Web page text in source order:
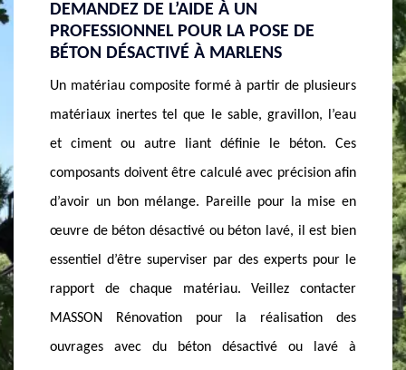
afin
en
le
des
à
LE DEVIS BÉTON DÉSACTIVÉ DE NOTRE
SOCIÉTÉ MASSON RÉNOVATION
matériaux nécessaires pour faire le dosage du
béton. Il y a besoin de ciment, des granulats, du
sable et un désactivant. Le béton désactivé est fait
pour les sols des hôpitaux, des universités, de
places publiques, etc. Ce béton pourvoit une grande
longévité dans son utilisation. Vous pouvez nous
demander un devis quand vous voulez sur mail ou
en ligne. Notre service est pourvu pour tous nos
clients dans le 74210.
Notre
calcul
béton
qui
votre